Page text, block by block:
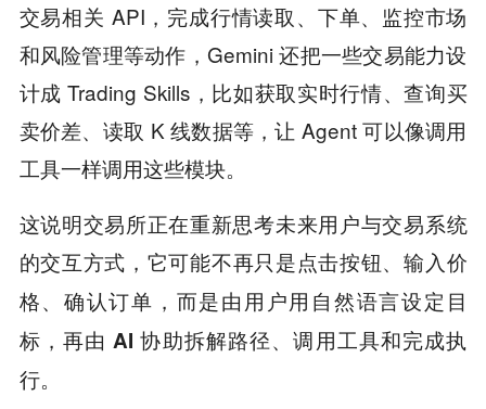
交易相关 API，完成行情读取、下单、监控市场
和风险管理等动作，Gemini 还把一些交易能力设
计成 Trading Skills，比如获取实时行情、查询买
卖价差、读取 K 线数据等，让 Agent 可以像调用
工具一样调用这些模块。
这说明交易所正在重新思考未来用户与交易系统
的交互方式， 它可能不再只是点击按钮、输入价
格、确认订单，而是由用户用自然语言设定目
标，再由 AI 协助拆解路径、调用工具和完成执
行。